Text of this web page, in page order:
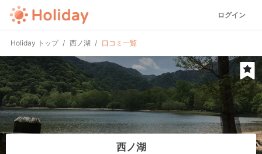
ログイン
Holiday トップ 西ノ湖 口コミ一覧
西ノ湖